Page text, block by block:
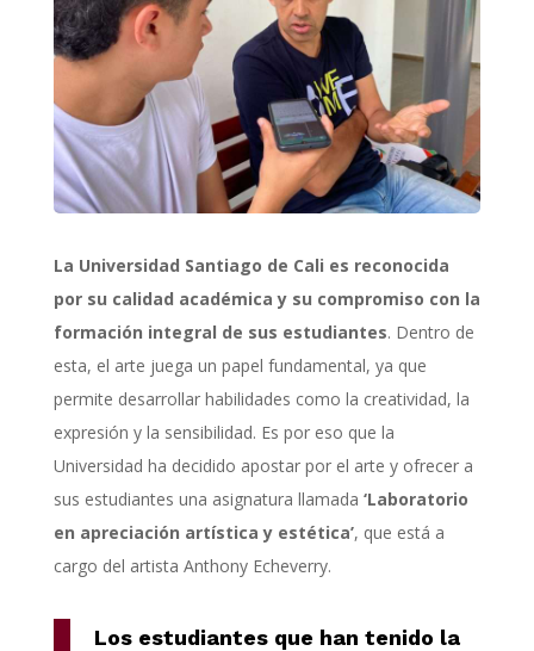
La Universidad Santiago de Cali es reconocida
por su calidad académica y su compromiso con la
formación integral de sus estudiantes. Dentro de
esta, el arte juega un papel fundamental, ya que
permite desarrollar habilidades como la creatividad, la
expresión y la sensibilidad. Es por eso que la
Universidad ha decidido apostar por el arte y ofrecer a
sus estudiantes una asignatura llamada ‘Laboratorio
en apreciación artística y estética’, que está a
cargo del artista Anthony Echeverry.
Los estudiantes que han tenido la